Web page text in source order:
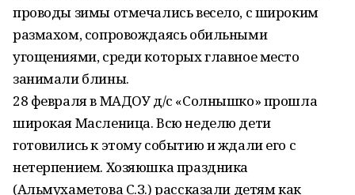
проводы зимы отмечались весело, с широким
размахом, сопровождаясь обильными
угощениями, среди которых главное место
занимали блины.
28 февраля в МАДОУ д/с «Солнышко» прошла
широкая Масленица. Всю неделю дети
готовились к этому событию и ждали его с
нетерпением. Хозяюшка праздника
(Альмухаметова С.З.) рассказали детям как